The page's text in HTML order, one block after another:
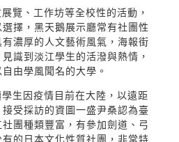
覽、工作坊等全校性的活動，
擇，黑天鵝展示廳常有社團性
濃厚的人文藝術風氣，海報街
識到淡江學生的活潑與熱情，
由學風聞名的大學。
生因疫情目前在大陸，以遠距
受採訪的資圖一盛尹桑認為臺
團種類豐富，有參加劍道、弓
的日本文化性質社團，非常特